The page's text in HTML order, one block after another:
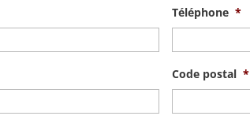
Téléphone *
Code postal *